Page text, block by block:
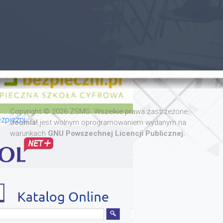
Copyright © 2026 ZSMG. Wszelkie prawa zastrzeżone.
Joomla! jest wolnym oprogramowaniem wydanym na
warunkach GNU Powszechnej Licencji Publicznej.